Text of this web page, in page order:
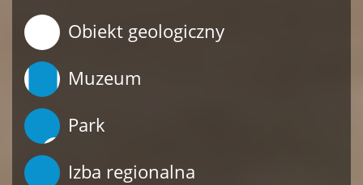
Obiekt geologiczny
Muzeum
Park
Izba regionalna